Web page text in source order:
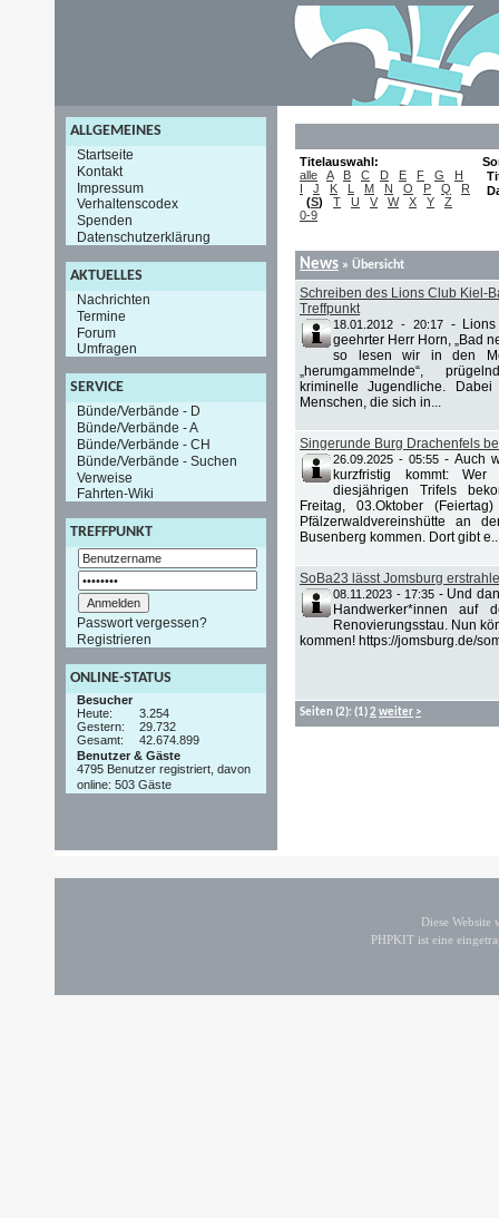
ALLGEMEINES
Startseite
Kontakt
Impressum
Verhaltenscodex
Spenden
Datenschutzerklärung
AKTUELLES
Nachrichten
Termine
Forum
Umfragen
SERVICE
Bünde/Verbände - D
Bünde/Verbände - A
Bünde/Verbände - CH
Bünde/Verbände - Suchen
Verweise
Fahrten-Wiki
TREFFPUNKT
Passwort vergessen?
Registrieren
ONLINE-STATUS
Besucher
Heute:
3.254
Gestern:
29.732
Gesamt:
42.674.899
Benutzer & Gäste
4795 Benutzer registriert, davon
online: 503 Gäste
Titelauswahl:
alle
A B C D E F G
H
I
J K L M N O P Q
R
(S) T U V W X Y
Z
0-9
News » Übersicht
Schreiben des Lions Club Kiel-
Treffpunkt
18.01.2012 - 20:17-
geehrter Herr Horn, „Bad
so lesen wir in den
„herumgammelnde“,
kriminelle Jugendliche.
Menschen, die sich in...
Singerunde Burg Drachenfels
26.09.2025 - 05:55 - Auch
kurzfristig kommt:
diesjährigen Trifels
Freitag, 03.Oktober
Pfälzerwaldvereinshütte an
Busenberg kommen. Dort gibt
SoBa23 lässt Jomsburg
08.11.2023 - 17:35 - Und
Handwerker*innen auf
Renovierungsstau. Nun
kommen! https://jomsburg.de/
Seiten(2): (1)2 weiter >
Diese
PHPKIT ist eine